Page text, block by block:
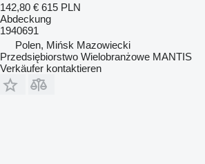
142,80 € 615 PLN
Abdeckung
1940691
Polen, Mińsk Mazowiecki
Przedsiębiorstwo Wielobranżowe MANTIS
Verkäufer kontaktieren